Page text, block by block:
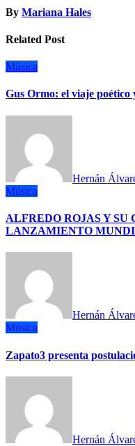
By Mariana Hales
Related Post
Música
Gus Ormo: el viaje
Hernán
Música
ALFREDO ROJAS Y
LANZAMIENTO
Hernán
Música
Zapato3 presenta
Hernán